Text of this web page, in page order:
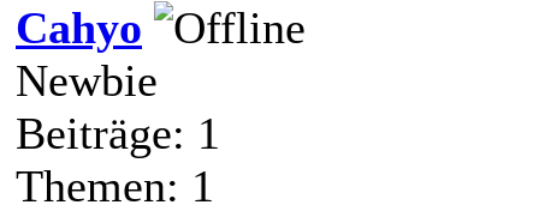
Cahyo
Newbie
Beiträge: 1
Themen: 1